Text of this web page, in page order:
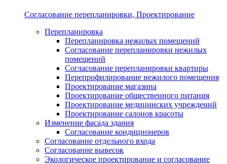
Согласование перепланировки, Проектирование
Перепланировка
Перепланировка нежилых помещений
Согласование перепланировки нежилых
помещений
Согласование перепланировки квартиры
Перепрофилирование нежилого помещения
Проектирование магазина
Проектирование общественного питания
Проектирование медицинских учреждений
Проектирование салонов красоты
Изменение фасада здания
Согласование кондиционеров
Согласование отдельного входа
Согласование вывесок
Экологическое проектирование и согласование